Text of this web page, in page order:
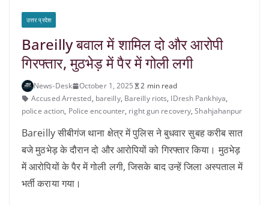
उत्तर प्रदेश
Bareilly बवाल में शामिल दो और आरोपी
गिरफ्तार, मुठभेड़ में पैर में गोली लगी
News-Desk October 1, 2025
2 min read
Accused Arrested, bareilly, Bareilly riots, IDresh Pankhiya,
police action, Police encounter, right gun recovery,Shahjahanpur
Bareilly सीबीगंज थाना क्षेत्र में पुलिस ने बुधवार सुबह करीब सात
बजे मुठभेड़ के दौरान दो और आरोपियों को गिरफ्तार किया। मुठभेड़
में आरोपियों के पैर में गोली लगी, जिसके बाद उन्हें जिला अस्पताल में
भर्ती कराया गया।